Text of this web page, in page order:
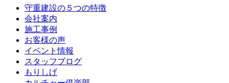
守重建設の５つの特徴
会社案内
施工事例
お客様の声
イベント情報
スタッフブログ
もりしげ